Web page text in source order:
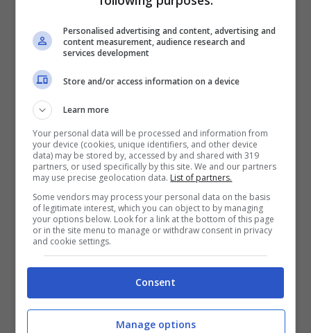
una punta pesante che faccia da boa per gli
inserimenti di
Gasperiniinvece vorrebbe un attaccante
che la butti dentro, anche perché da sempre
è abituato bene e vorrebbe continuare su
questa strada, considerato che il suo gioco
viene esaltato se lì davanti c’è un attaccante
che il più delle volte riesce a finalizzare la
mole di gioco che viene prodotta. Avrebbe
voluto (e vorrebbe ancora)Scamacca
Personalised advertising and content, advertising and
content measurement, audience research and
services development
Store and/or access information on a device
Learn more
Your personal data will be processed and information from
your device (cookies, unique identifiers, and other device
data) may be stored by, accessed by and shared with 319
partners, or used specifically by this site. We and our partners
may use precise geolocation data. List of partners.
Some vendors may process your personal data on the basis
of legitimate interest, which you can object to by managing
your options below. Look for a link at the bottom of this page
or in the site menu to manage or withdraw consent in privacy
and cookie settings.
Consent
Manage options